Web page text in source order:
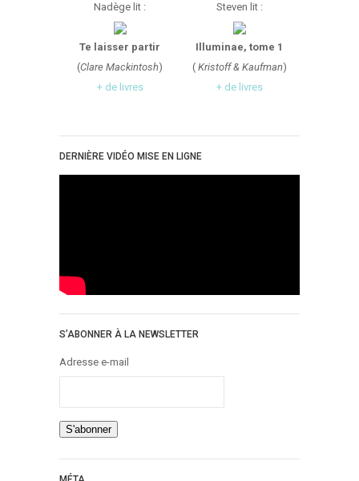
Nadège lit :
Te laisser partir
(Clare Mackintosh)
+ de livres
Steven lit :
Illuminae, tome 1
(Kristoff & Kaufman)
+ de livres
DERNIÈRE VIDÉO MISE EN LIGNE
S’ABONNER À LA NEWSLETTER
Adresse e-mail